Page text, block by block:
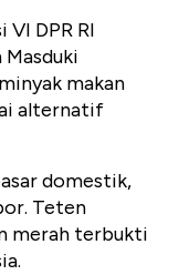
DPR RI
makan
alternatif
domestik,
Teten
merah terbukti